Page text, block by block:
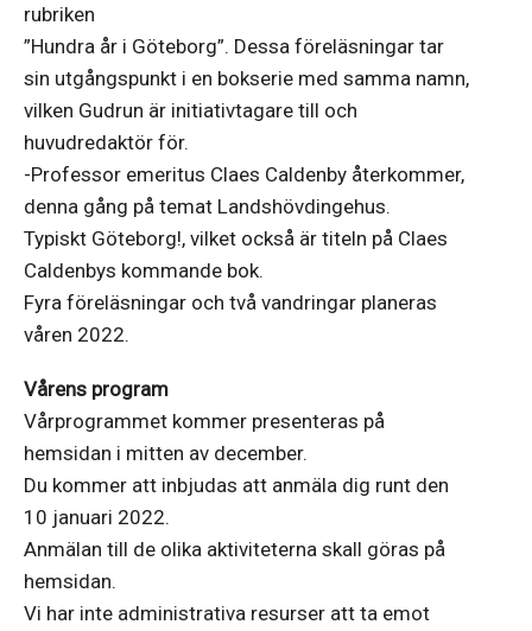
rubriken
”Hundra år i Göteborg”. Dessa föreläsningar tar
sin utgångspunkt i en bokserie med samma namn,
vilken Gudrun är initiativtagare till och
huvudredaktör för.
-Professor emeritus Claes Caldenby återkommer,
denna gång på temat Landshövdingehus.
Typiskt Göteborg!, vilket också är titeln på Claes
Caldenbys kommande bok.
Fyra föreläsningar och två vandringar planeras
våren 2022.
Vårens program
Vårprogrammet kommer presenteras på
hemsidan i mitten av december.
Du kommer att inbjudas att anmäla dig runt den
10 januari 2022.
Anmälan till de olika aktiviteterna skall göras på
hemsidan.
Vi har inte administrativa resurser att ta emot